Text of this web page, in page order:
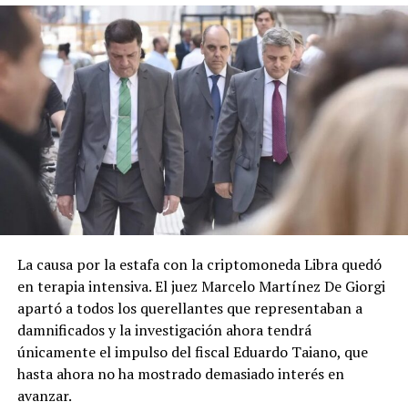
La causa por la estafa con la criptomoneda Libra quedó
en terapia intensiva. El juez Marcelo Martínez De Giorgi
apartó a todos los querellantes que representaban a
damnificados y la investigación ahora tendrá
únicamente el impulso del fiscal Eduardo Taiano, que
hasta ahora no ha mostrado demasiado interés en
avanzar.